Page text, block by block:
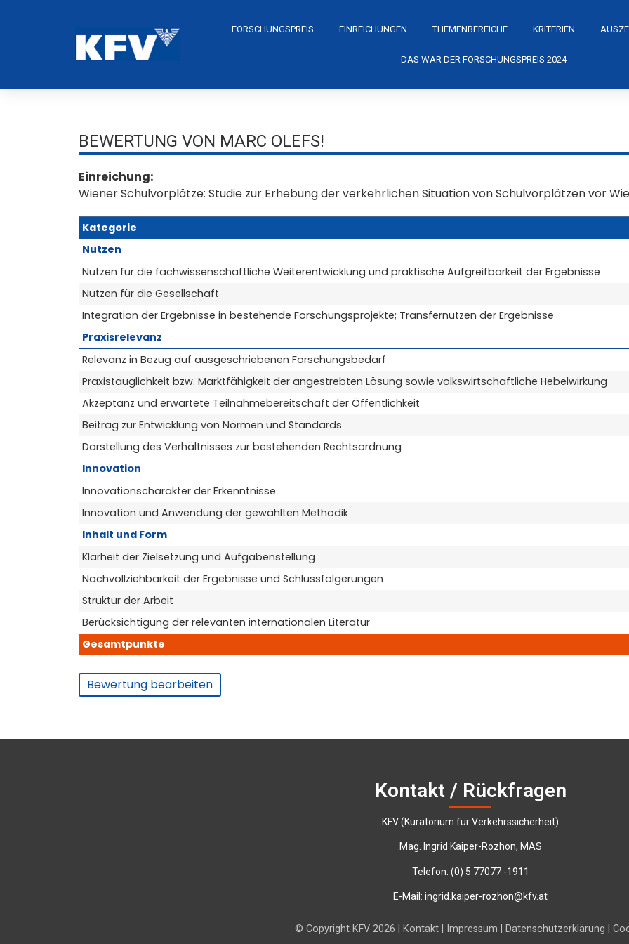
FORSCHUNGSPREIS EINREICHUNGEN THEMENBEREICHE KRITERIEN
DAS WAR DER FORSCHUNGSPREIS 2024
BEWERTUNG VON MARC OLEFS!
Einreichung:
Wiener Schulvorplätze: Studie zur Erhebung der verkehrlichen Situation von Schulvorplätzen vor
Kategorie
Gesamtpunkte
Nutzen
Nutzen für die fachwissenschaftliche Weiterentwicklung und praktische Aufgreifbarkeit der Ergebnisse
Nutzen für die Gesellschaft
Integration der Ergebnisse in bestehende Forschungsprojekte; Transfernutzen der Ergebnisse
Praxisrelevanz
Relevanz in Bezug auf ausgeschriebenen Forschungsbedarf
Praxistauglichkeit bzw. Marktfähigkeit der angestrebten Lösung sowie volkswirtschaftliche Hebelwirkung
Akzeptanz und erwartete Teilnahmebereitschaft der Öffentlichkeit
Beitrag zur Entwicklung von Normen und Standards
Darstellung des Verhältnisses zur bestehenden Rechtsordnung
Innovation
Innovationscharakter der Erkenntnisse
Innovation und Anwendung der gewählten Methodik
Inhalt und Form
Klarheit der Zielsetzung und Aufgabenstellung
Nachvollziehbarkeit der Ergebnisse und Schlussfolgerungen
Struktur der Arbeit
Berücksichtigung der relevanten internationalen Literatur
Bewertung bearbeiten
Kontakt / Rückfragen
KFV (Kuratorium für Verkehrssicherheit)
Mag. Ingrid Kaiper-Rozhon, MAS
Telefon: ‭(0) 5 77077 -1911‬
E-Mail:ingrid.kaiper-rozhon@kfv.at
© Copyright KFV 2026 | Kontakt| Impressum Datenschutzerklärung